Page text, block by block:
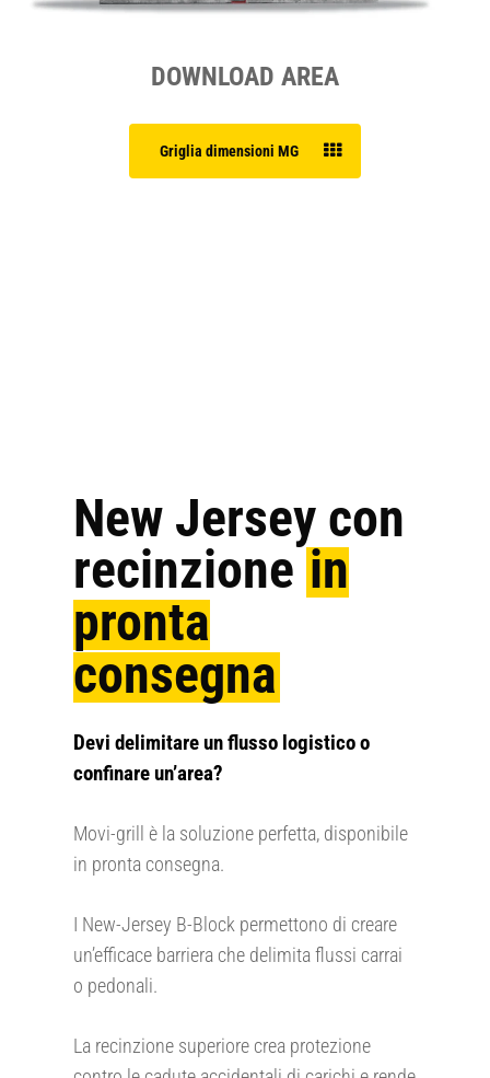
DOWNLOAD AREA
Griglia dimensioni MG
New Jersey con
recinzione in
pronta
consegna
Devi delimitare un flusso logistico o
confinare un’area?
Movi-grill è la soluzione perfetta, disponibile
in pronta consegna.
I New-Jersey B-Block permettono di creare
un’efficace barriera che delimita flussi carrai
o pedonali.
La recinzione superiore crea protezione